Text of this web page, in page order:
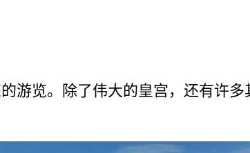
游览。除了伟大的皇宫­，还有许多